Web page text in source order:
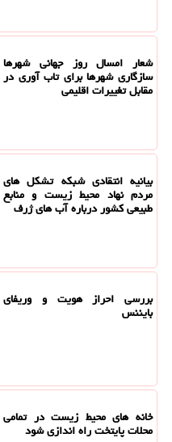
شعار امسال روز جهانی شهرها
سازگاری شهرها برای تاب آوری در
مقابل تغییرات اقلیمی
بیانیه انتقادی شبکه تشکل های
مردم نهاد محیط زیست و منابع
طبیعی کشور درباره آب های ژرف
بررسی احراز هویت و وریفای
بایننس
خانه های محیط زیست در تمامی
محلات پایتخت راه اندازی شود